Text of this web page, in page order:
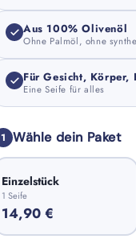
Aus 100% Olivenöl
Ohne Palmöl, ohne
Für Gesicht, Körper,
Eine Seife für alles
1 Wähle dein Paket
Einzelstück
1 Seife
14,90 €